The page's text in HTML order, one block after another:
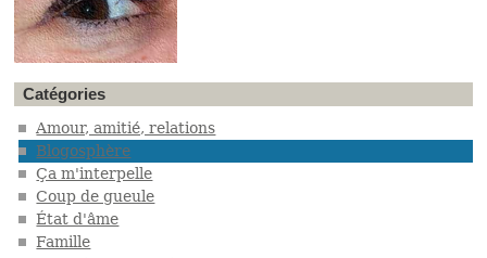
Catégories
Amour, amitié, relations
Blogosphère
Ça m'interpelle
Coup de gueule
État d'âme
Famille